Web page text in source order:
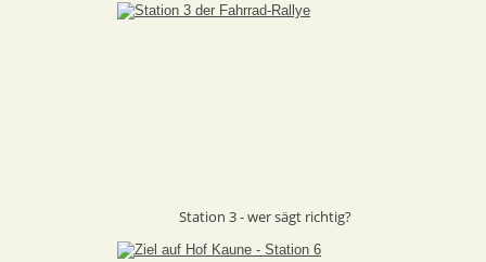
Station 3 - wer sägt richtig?